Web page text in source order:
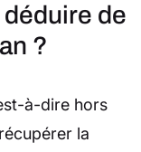
déduire de
?
à-dire hors
la